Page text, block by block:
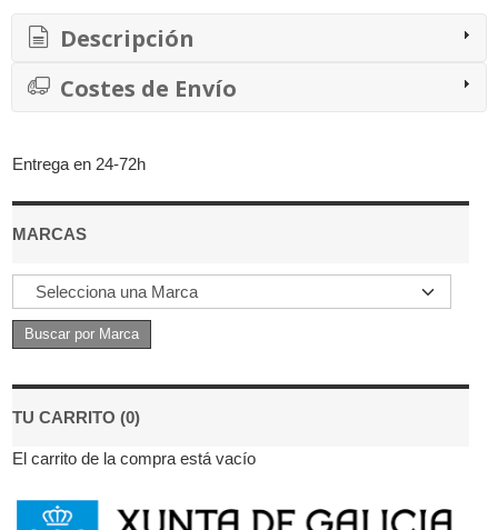
Entrega en 24-72h
MARCAS
TU CARRITO (0)
El carrito de la compra está vacío
Descripción
Costes de Envío